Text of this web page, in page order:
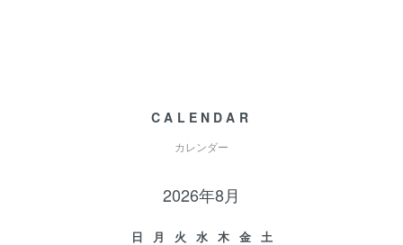
CALENDAR
カレンダー
2026年8月
日 月 火 水 木 金
土